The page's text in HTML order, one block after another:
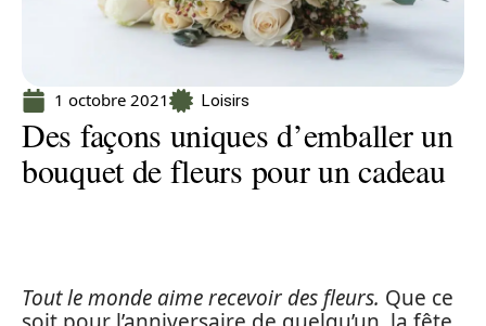
1 octobre 2021 Loisirs
Des façons uniques d’emballer un
bouquet de fleurs pour un cadeau
Tout le monde aime recevoir des fleurs. Que ce